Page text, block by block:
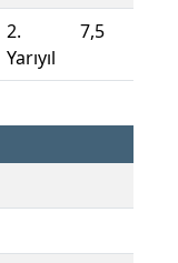
2.
Yarıyıl
7,5